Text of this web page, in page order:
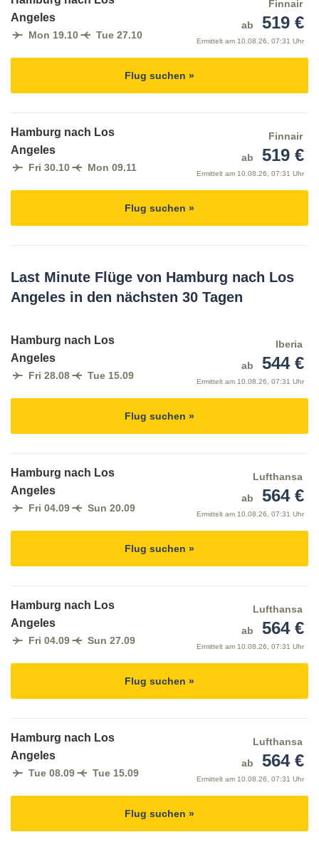
Angeles
Mon 19.10 Tue 27.10
Finnair
ab
519 €
Ermittelt am 10.08.26, 07:31 Uhr
Flug suchen »
Hamburg nach Los
Angeles
Fri 30.10 Mon 09.11
Finnair
ab
519 €
Ermittelt am 10.08.26, 07:31 Uhr
Flug suchen »
Last Minute Flüge von Hamburg nach Los
Angeles in den nächsten 30 Tagen
Hamburg nach Los
Angeles
Fri 28.08 Tue 15.09
Iberia
ab
544 €
Ermittelt am 10.08.26, 07:31 Uhr
Flug suchen »
Hamburg nach Los
Angeles
Fri 04.09 Sun 20.09
Lufthansa
ab
564 €
Ermittelt am 10.08.26, 07:31 Uhr
Flug suchen »
Hamburg nach Los
Angeles
Fri 04.09 Sun 27.09
Lufthansa
ab
564 €
Ermittelt am 10.08.26, 07:31 Uhr
Flug suchen »
Hamburg nach Los
Angeles
Tue 08.09 Tue 15.09
Lufthansa
ab
564 €
Ermittelt am 10.08.26, 07:31 Uhr
Flug suchen »